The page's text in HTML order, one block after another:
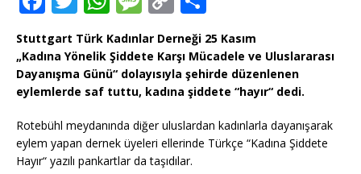
c
e
b
o
o
w
it
te
r
h
at
s
A
p
p
ss
a
g
e
p
y
Li
n
k
ei
le
n
Stuttgart Türk Kadınlar Derneği 25 Kasım
„Kadına Yönelik Şiddete Karşı Mücadele ve Uluslararası
Dayanışma Günü“ dolayısıyla şehirde düzenlenen
eylemlerde saf tuttu, kadına şiddete “hayır“ dedi.
Rotebühl meydanında diğer uluslardan kadınlarla dayanışarak
eylem yapan dernek üyeleri ellerinde Türkçe “Kadına Şiddete
Hayır“ yazılı pankartlar da taşıdılar.